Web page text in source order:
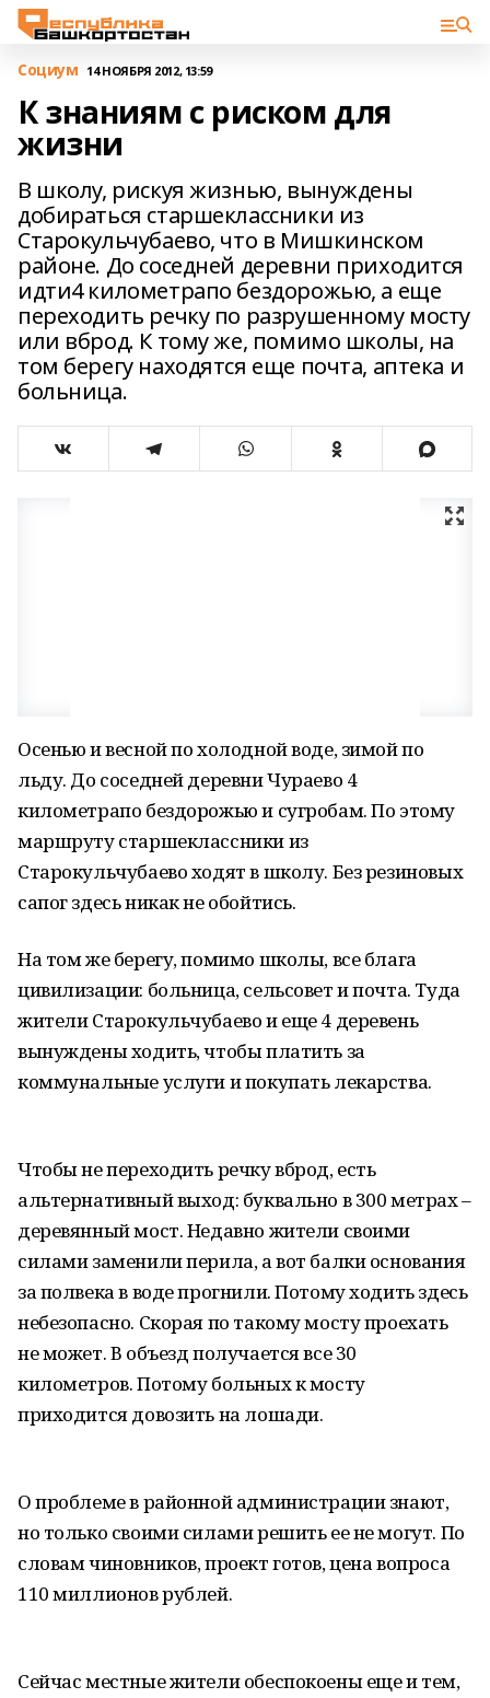
Cоциум 14 НОЯБРЯ 2012, 13:59
К знаниям с риском для
жизни
В школу, рискуя жизнью, вынуждены
добираться старшеклассники из
Старокульчубаево, что в Мишкинском
районе. До соседней деревни приходится
идти4 километрапо бездорожью, а еще
переходить речку по разрушенному мосту
или вброд. К тому же, помимо школы, на
том берегу находятся еще почта, аптека и
больница.
Осенью и весной по холодной воде, зимой по
льду. До соседней деревни Чураево 4
километрапо бездорожью и сугробам. По этому
маршруту старшеклассники из
Старокульчубаево ходят в школу. Без резиновых
сапог здесь никак не обойтись.
На том же берегу, помимо школы, все блага
цивилизации: больница, сельсовет и почта. Туда
жители Старокульчубаево и еще 4 деревень
вынуждены ходить, чтобы платить за
коммунальные услуги и покупать лекарства.
Чтобы не переходить речку вброд, есть
альтернативный выход: буквально в 300 метрах –
деревянный мост. Недавно жители своими
силами заменили перила, а вот балки основания
за полвека в воде прогнили. Потому ходить здесь
небезопасно. Скорая по такому мосту проехать
не может. В объезд получается все 30
километров. Потому больных к мосту
приходится довозить на лошади.
О проблеме в районной администрации знают,
но только своими силами решить ее не могут. По
словам чиновников, проект готов, цена вопроса
110 миллионов рублей.
Сейчас местные жители обеспокоены еще и тем,